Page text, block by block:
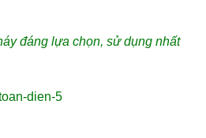
đáng lựa chọn, sử dụng nhất